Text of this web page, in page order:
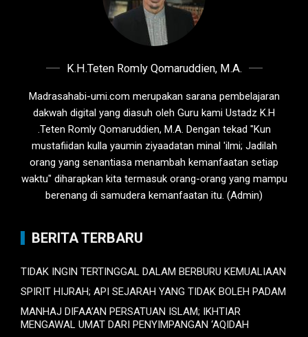
K.H.Teten Romly Qomaruddien, M.A.
Madrasahabi-umi.com merupakan sarana pembelajaran
dakwah digital yang diasuh oleh Guru kami Ustadz K.H
.Teten Romly Qomaruddien, M.A. Dengan tekad "Kun
mustafiidan kulla yaumin ziyaadatan minal 'ilmi; Jadilah
orang yang senantiasa menambah kemanfaatan setiap
waktu" diharapkan kita termasuk orang-orang yang mampu
berenang di samudera kemanfaatan itu. (Admin)
BERITA TERBARU
TIDAK INGIN TERTINGGAL DALAM BERBURU KEMUALIAAN
SPIRIT HIJRAH; API SEJARAH YANG TIDAK BOLEH PADAM
MANHAJ DIFAA’AN PERSATUAN ISLAM; IKHTIAR
MENGAWAL UMAT DARI PENYIMPANGAN ‘AQIDAH